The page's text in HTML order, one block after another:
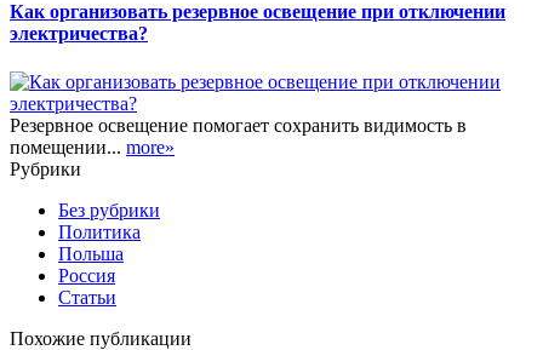
Как организовать резервное освещение при отключении
электричества?
Резервное освещение помогает сохранить видимость в
помещении... more»
Рубрики
Без рубрики
Политика
Польша
Россия
Статьи
Похожие публикации